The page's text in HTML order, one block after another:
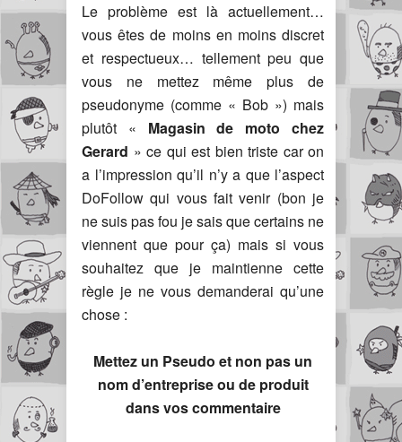
Le problème est là actuellement…
vous êtes de moins en moins discret
et respectueux… tellement peu que
vous ne mettez même plus de
pseudonyme (comme « Bob ») mais
plutôt « Magasin de moto chez
Gerard » ce qui est bien triste car on
a l’impression qu’il n’y a que l’aspect
DoFollow qui vous fait venir (bon je
ne suis pas fou je sais que certains ne
viennent que pour ça) mais si vous
souhaitez que je maintienne cette
règle je ne vous demanderai qu’une
chose :
Mettez un Pseudo et non pas un
nom d’entreprise ou de produit
dans vos commentaire